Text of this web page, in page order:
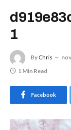
1
By Chris
1 Min Read
Facebook